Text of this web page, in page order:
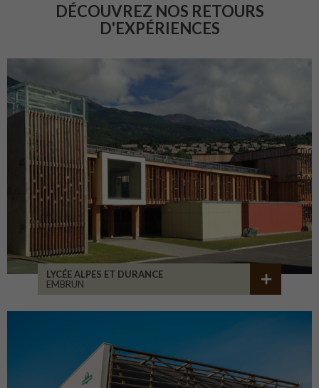
DÉCOUVREZ NOS RETOURS
D'EXPÉRIENCES
LYCÉE ALPES ET DURANCE
EMBRUN